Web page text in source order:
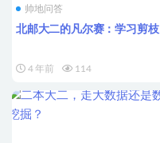
帅地问答
北邮大二的凡尔赛：学习剪枝
4 年前 114